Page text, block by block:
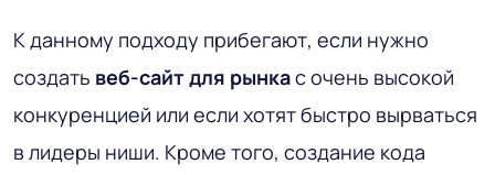
К данному подходу прибегают, если нужно
создать веб-сайт для рынкас очень высокой
конкуренцией или если хотят быстро вырваться
в лидеры ниши. Кроме того, создание кода